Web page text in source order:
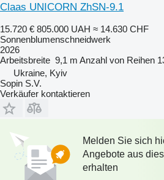
Claas UNICORN ZhSN-9.1
15.720 € 805.000 UAH ≈ 14.630 CHF
Sonnenblumenschneidwerk
2026
Arbeitsbreite 9,1 m Anzahl von Reihen
Ukraine, Kyiv
Sopin S.V.
Verkäufer kontaktieren
Melden Sie sich
Angebote aus
erhalten